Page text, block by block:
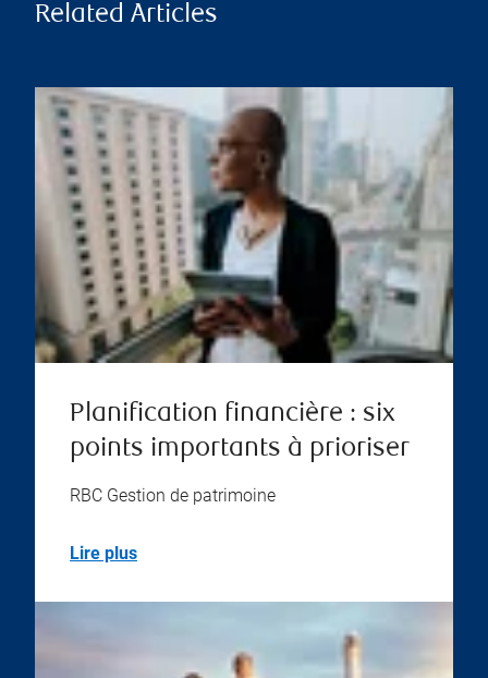
Related Articles
Planification financière : six
points importants à prioriser
RBC Gestion de patrimoine
Lire plus